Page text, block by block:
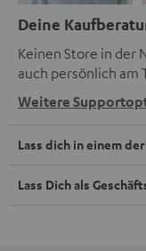
Deine
Keinen Store in der
auch persönlich am
Weitere
Lass dich in einem
Lass Dich als